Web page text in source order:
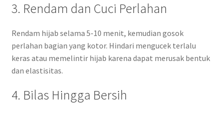
3. Rendam dan Cuci Perlahan
Rendam hijab selama 5-10 menit, kemudian gosok
perlahan bagian yang kotor. Hindari mengucek terlalu
keras atau memelintir hijab karena dapat merusak bentuk
dan elastisitas.
4. Bilas Hingga Bersih